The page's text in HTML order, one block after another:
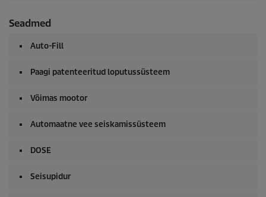
Seadmed
Auto-Fill
Paagi patenteeritud loputussüsteem
Võimas mootor
Automaatne vee seiskamissüsteem
DOSE
Seisupidur